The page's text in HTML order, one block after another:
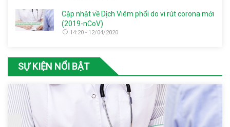
Cập nhật về Dịch Viêm phổi do vi rút corona mới
(2019-nCoV)
14:20 - 12/04/2020
SỰ KIỆN NỔI BẬT